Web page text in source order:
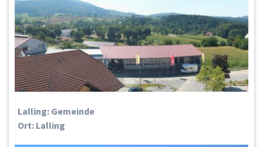
Lalling: Gemeinde
Ort: Lalling